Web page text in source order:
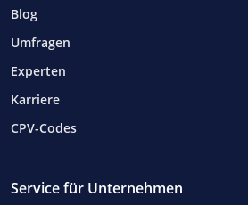
Blog
Umfragen
Experten
Karriere
CPV-Codes
Service für Unternehmen